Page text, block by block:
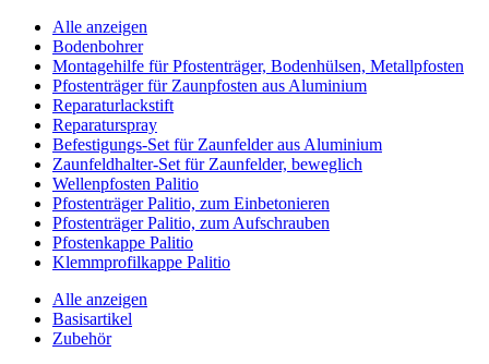
Alle anzeigen
Bodenbohrer
Montagehilfe für Pfostenträger, Bodenhülsen, Metallpfosten
Pfostenträger für Zaunpfosten aus Aluminium
Reparaturlackstift
Reparaturspray
Befestigungs-Set für Zaunfelder aus Aluminium
Zaunfeldhalter-Set für Zaunfelder, beweglich
Wellenpfosten Palitio
Pfostenträger Palitio, zum Einbetonieren
Pfostenträger Palitio, zum Aufschrauben
Pfostenkappe Palitio
Klemmprofilkappe Palitio
Alle anzeigen
Basisartikel
Zubehör